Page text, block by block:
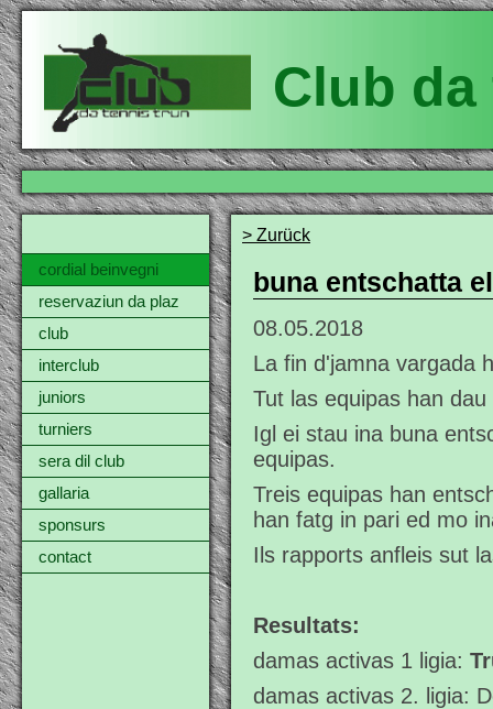
Club
cordial beinvegni
reservaziun da plaz
club
interclub
juniors
turniers
sera dil club
gallaria
sponsurs
contact
> Zurück
buna entschatta
08.05.2018
La fin d'jamna vargada
Tut las equipas han
Igl ei stau ina buna
equipas.
Treis equipas han
han fatg in pari ed mo
Ils rapports anfleis sut
Resultats:
damas activas 1 ligia:
damas activas 2. ligia: